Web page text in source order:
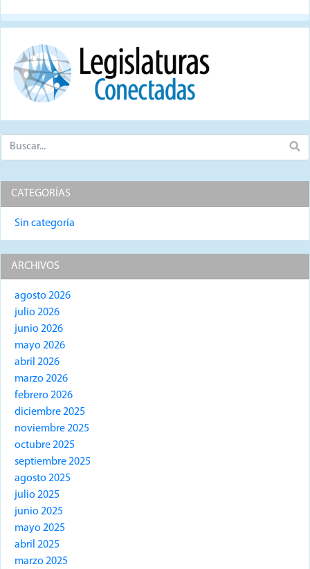
CATEGORÍAS
Sin categoría
ARCHIVOS
agosto 2026
julio 2026
junio 2026
mayo 2026
abril 2026
marzo 2026
febrero 2026
diciembre 2025
noviembre 2025
octubre 2025
septiembre 2025
agosto 2025
julio 2025
junio 2025
mayo 2025
abril 2025
marzo 2025